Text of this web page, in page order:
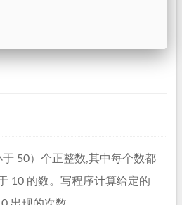
50）个正整数,其中每个数都
10 的数。写程序计算给定的